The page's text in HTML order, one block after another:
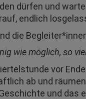
dürfen und
endlich
die
wie möglich, so
vor
ab und
und das